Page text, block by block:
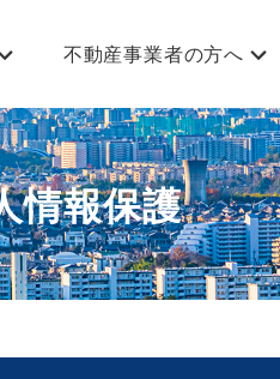
不動産事業者の方へ
JKAS仲間募集
情報保護